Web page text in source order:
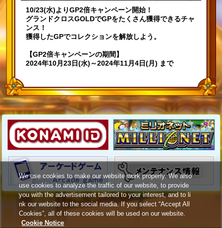
10/23(水)よりGP2倍キャンペーン開始！
グランドクロスGOLDでGPをたくさん獲得できるチャ
ンス！
獲得したGPでコレクションを解放しよう。
【GP2倍キャンペーンの期間】
2024年10月23日(水)～2024年11月4日(月) まで
We use cookies to make our website work properly. We also
use cookies to analyze the traffic of our website, to provide
you with the advertisement tailored to your interest, and to li
nk our website to the social media. If you select “Accept All
Cookies”, all of these cookies will be used on our website.
Cookie Notice